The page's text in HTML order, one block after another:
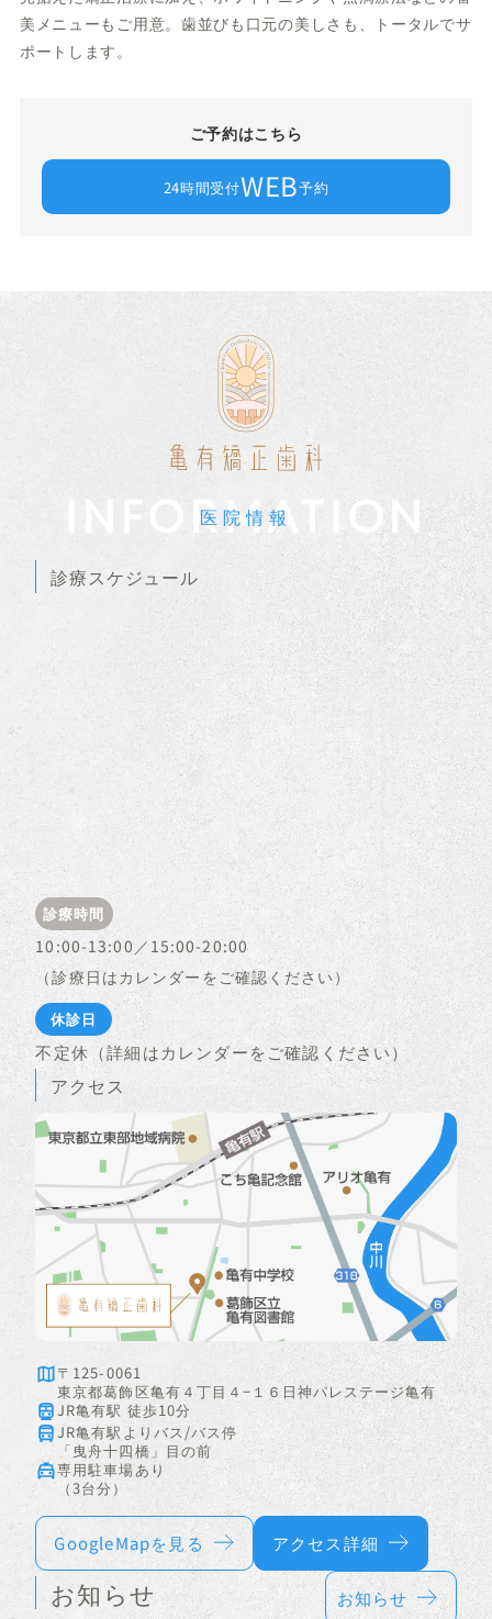
美メニューもご用意。歯並びも口元の美しさも、トータルでサ
ポートします。
ご予約はこちら
24時間受付WEB予約
INFORMATION
医院情報
診療スケジュール
診療時間
10:00-13:00／15:00-20:00
（診療日はカレンダーをご確認ください）
休診日
不定休（詳細はカレンダーをご確認ください）
アクセス
〒125-0061
東京都葛飾区亀有４丁目４−１６日神パレステージ亀有
JR亀有駅 徒歩10分
JR亀有駅よりバス/バス停
「曳舟十四橋」目の前
専用駐車場あり
（3台分）
GoogleMapを見る アクセス詳細
お知らせ お知らせ